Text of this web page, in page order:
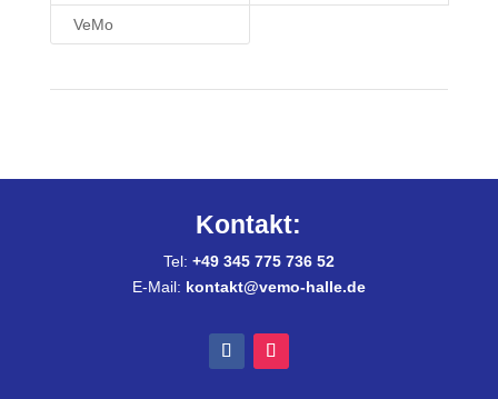
VeMo
Kontakt:
Tel: +49 345 775 736 52
E-Mail: kontakt@vemo-halle.de